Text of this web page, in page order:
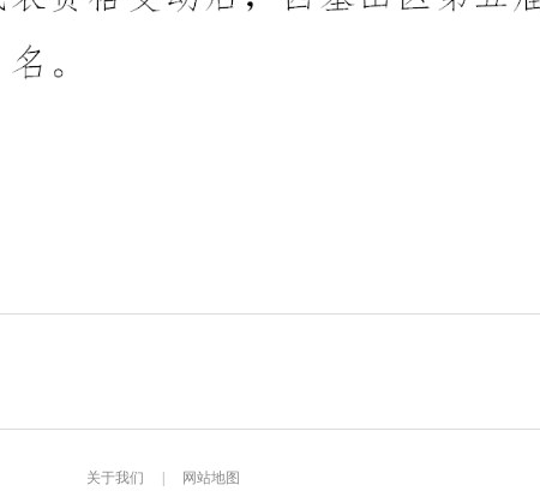
关于我们 | 网站地图